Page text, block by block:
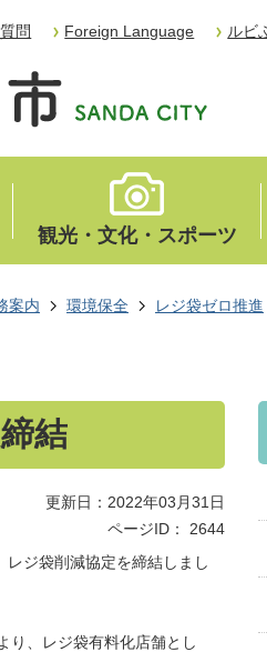
問 Foreign Language ルビ
観光・文化・スポーツ
案内 環境保全
レジ袋ゼロ推進
結
更新日：2022年03月31日
ページID：
2644
ジ袋削減協定を締結しまし
り、レジ袋有料化店舗とし